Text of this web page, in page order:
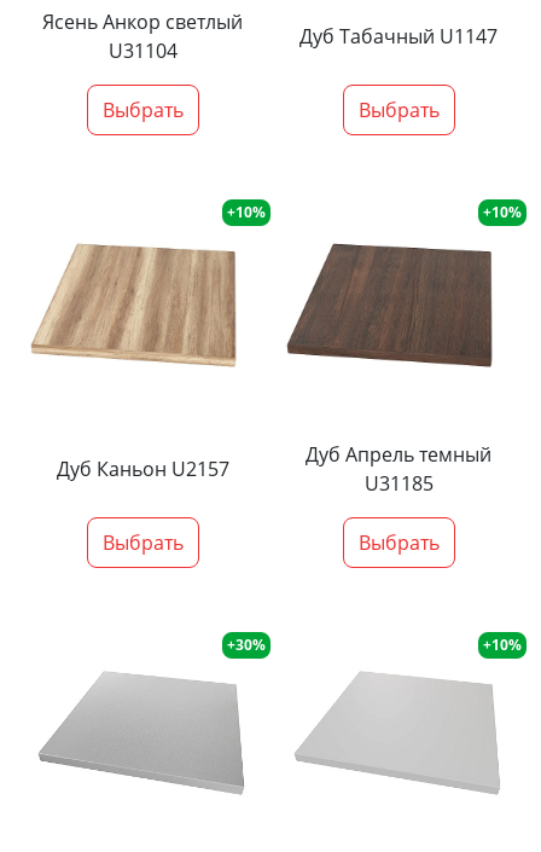
Ясень Анкор светлый
U31104
Выбрать
Дуб Табачный U1147
Выбрать
+10%
Дуб Каньон U2157
Выбрать
+10%
Дуб Апрель темный
U31185
Выбрать
+30% +10%